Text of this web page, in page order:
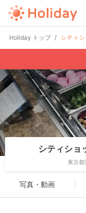
Holiday トップ シティ
シティショ
東京都
写真・動画